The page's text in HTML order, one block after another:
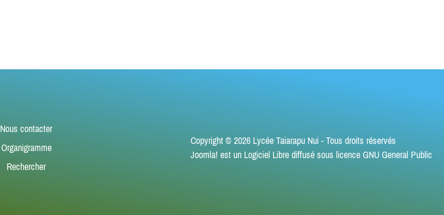
Nous contacter
Organigramme
Rechercher
Copyright © 2026 Lycée Taiarapu Nui - Tous droits réservés
Joomla! est un Logiciel Libre diffusé sous licence GNU General Public